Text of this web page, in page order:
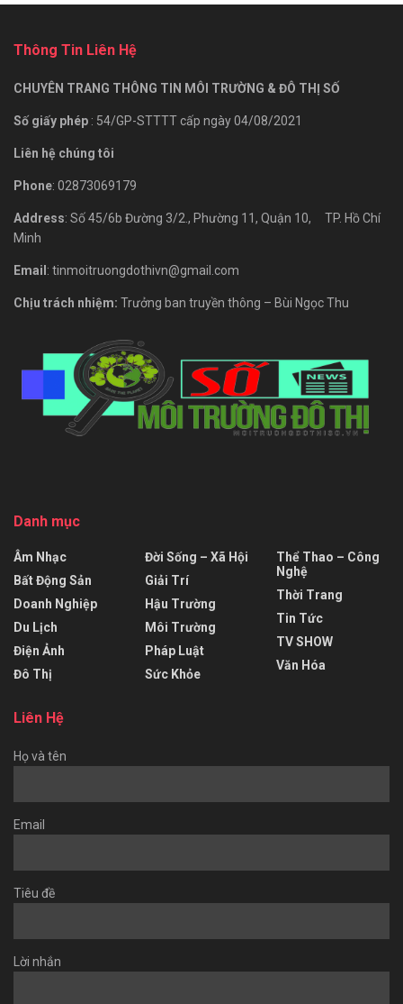
Thông Tin Liên Hệ
CHUYÊN TRANG THÔNG TIN MÔI TRƯỜNG & ĐÔ THỊ SỐ
Số giấy phép : 54/GP-STTTT cấp ngày 04/08/2021
Liên hệ chúng tôi
Phone: 02873069179
Address: Số 45/6b Đường 3/2., Phường 11, Quận 10, TP. Hồ Chí
Minh
Email : tinmoitruongdothivn@gmail.com
Chịu trách nhiệm: Trưởng ban truyền thông – Bùi Ngọc Thu
Danh mục
Âm Nhạc
Bất Động Sản
Doanh Nghiệp
Du Lịch
Điện Ảnh
Đô Thị
Đời Sống – Xã Hội
Giải Trí
Hậu Trường
Môi Trường
Pháp Luật
Sức Khỏe
Thể Thao – Công
Nghệ
Thời Trang
Tin Tức
TV SHOW
Văn Hóa
Liên Hệ
Họ và tên
Email
Tiêu đề
Lời nhắn